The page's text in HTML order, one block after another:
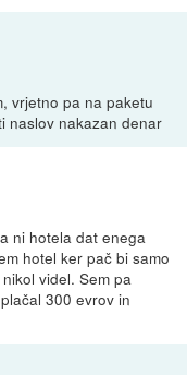
vrjetno pa na paketu
naslov nakazan denar
ni hotela dat enega
hotel ker pač bi samo
videl. Sem pa
300 evrov in